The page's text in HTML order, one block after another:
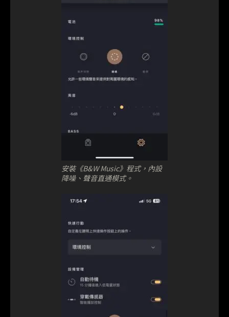
安裝《B&W Music》程式，內設
降噪、聲音直通模式。